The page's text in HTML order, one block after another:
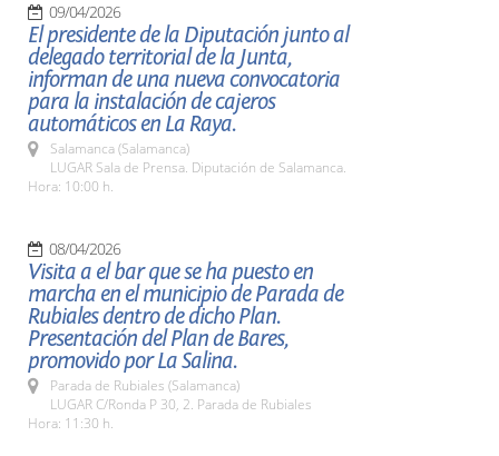
09/04/2026
El presidente de la Diputación junto al
delegado territorial de la Junta,
informan de una nueva convocatoria
para la instalación de cajeros
automáticos en La Raya.
Salamanca (Salamanca)
LUGAR Sala de Prensa. Diputación de Salamanca.
Hora: 10:00 h.
08/04/2026
Visita a el bar que se ha puesto en
marcha en el municipio de Parada de
Rubiales dentro de dicho Plan.
Presentación del Plan de Bares,
promovido por La Salina.
Parada de Rubiales (Salamanca)
LUGAR C/Ronda P 30, 2. Parada de Rubiales
Hora: 11:30 h.